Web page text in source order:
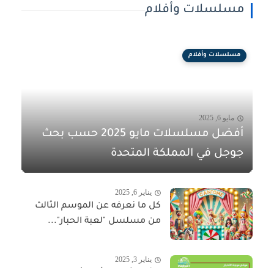
مسلسلات وأفلام
مسلسلات وأفلام
مايو 6, 2025
أفضل مسلسلات مايو 2025 حسب بحث
جوجل في المملكة المتحدة
يناير 6, 2025
كل ما نعرفه عن الموسم الثالث
من مسلسل "لعبة الحبار"...
يناير 3, 2025